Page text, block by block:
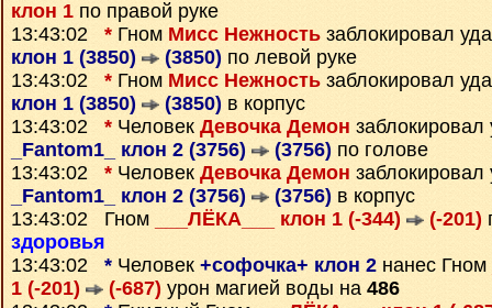
клон 1 по правой руке
13:43:02 * Гном Мисс Нежность заблокировал
клон 1 (3850)
(3850) по левой руке
13:43:02 * Гном Мисс Нежность заблокировал
клон 1 (3850)
(3850) в корпус
13:43:02 * Человек Девочка Демон заблокировал
_Fantom1_ клон 2 (3756)
(3756) по голове
13:43:02 * Человек Девочка Демон заблокировал
_Fantom1_ клон 2 (3756)
(3756) в корпус
13:43:02 Гном
___ЛЁКА___ клон 1 (-344) (-201)
здоровья
13:43:02 * Человек +софочка+ клон 2 нанес Гном
1 (-201)
(-687) урон магией воды на 486